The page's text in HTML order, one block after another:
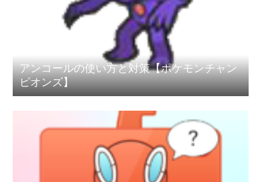
アンコールの使い方と対策【ポケモンチャン
ピオンズ】